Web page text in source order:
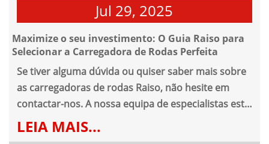
Jul 29, 2025
Maximize o seu investimento: O Guia Raiso para
Selecionar a Carregadora de Rodas Perfeita
Se tiver alguma dúvida ou quiser saber mais sobre
as carregadoras de rodas Raiso, não hesite em
contactar-nos. A nossa equipa de especialistas está
pronta para fornecer aconselhamento profissional,
garantindo que obtém a melhor relação qualidade-
LEIA MAIS...